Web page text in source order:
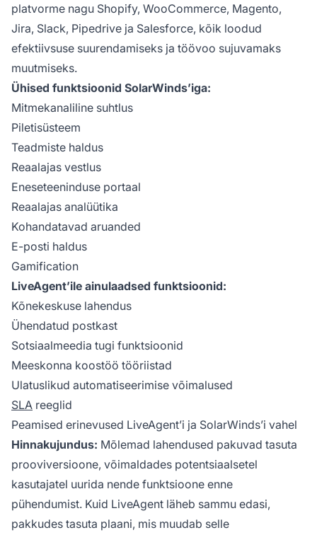
platvorme nagu Shopify, WooCommerce, Magento,
Jira, Slack, Pipedrive ja Salesforce, kõik loodud
efektiivsuse suurendamiseks ja töövoo sujuvamaks
muutmiseks.
Ühised funktsioonid SolarWinds’iga:
Mitmekanaliline suhtlus
Piletisüsteem
Teadmiste haldus
Reaalajas vestlus
Eneseteeninduse portaal
Reaalajas analüütika
Kohandatavad aruanded
E-posti haldus
Gamification
LiveAgent’ile ainulaadsed funktsioonid:
Kõnekeskuse lahendus
Ühendatud postkast
Sotsiaalmeedia tugi funktsioonid
Meeskonna koostöö tööriistad
Ulatuslikud automatiseerimise võimalused
SLA reeglid
Peamised erinevused LiveAgent’i ja SolarWinds’i vahel
Hinnakujundus: Mõlemad lahendused pakuvad tasuta
prooviversioone, võimaldades potentsiaalsetel
kasutajatel uurida nende funktsioone enne
pühendumist. Kuid LiveAgent läheb sammu edasi,
pakkudes tasuta plaani, mis muudab selle